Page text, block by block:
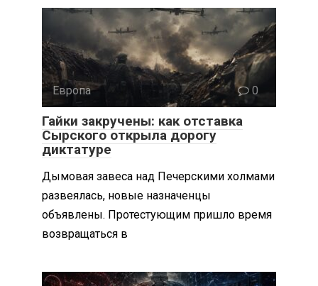
Европа 0
Гайки закручены: как отставка
Сырского открыла дорогу
диктатуре
Дымовая завеса над Печерскими холмами
развеялась, новые назначенцы
объявлены. Протестующим пришло время
возвращаться в